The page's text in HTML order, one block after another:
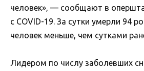
человек», — сообщают в
с COVID-19. За сутки умерли 94
человек меньше, чем сутками
Лидером по числу заболевших